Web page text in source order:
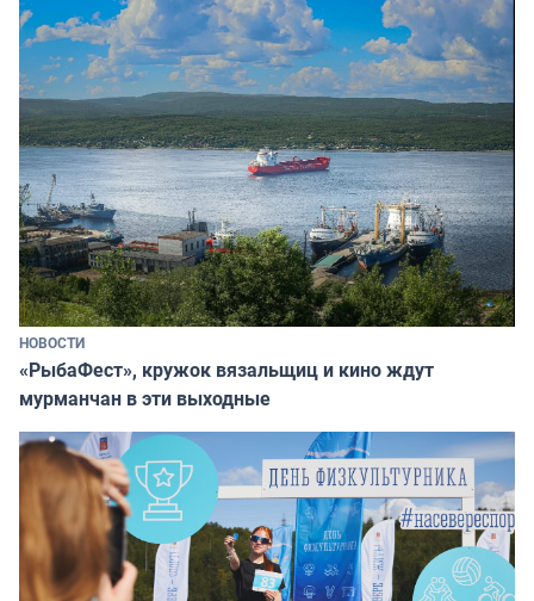
НОВОСТИ
«РыбаФест», кружок вязальщиц и кино ждут
мурманчан в эти выходные